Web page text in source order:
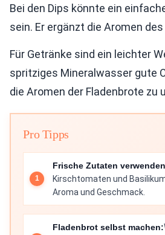
Bei den Dips könnte ein
sein. Er ergänzt die Aromen
Für Getränke sind ein leichter
spritziges Mineralwasser gute
die Aromen der Fladenbrote zu
Pro Tipps
Frische Zutaten
Kirschtomaten und
Aroma und Geschmack.
Fladenbrot selbst machen: